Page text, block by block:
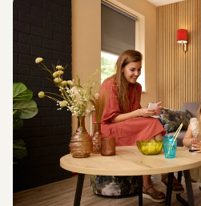
Bekijk alle voordelen